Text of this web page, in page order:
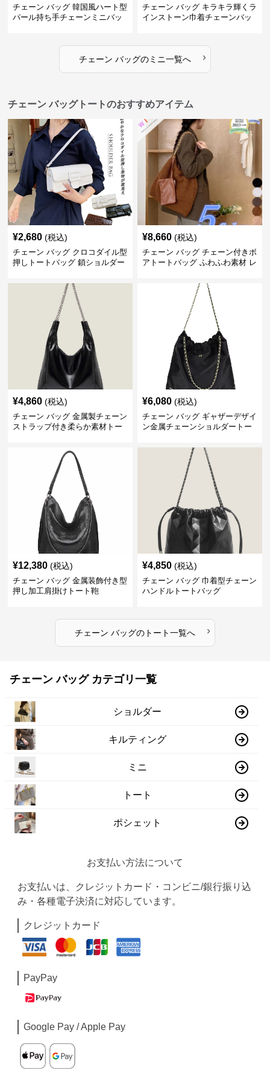
チェーン バッグ 韓国風ハート型
パール持ち手チェーンミニバッ
チェーン バッグ キラキラ輝くラ
インストーン巾着チェーンバッ
チェーン バッグのミニ一覧へ ›
チェーン バッグトートのおすすめアイテム
¥2,680 (税込)
チェーン バッグ クロコダイル型
押しトートバッグ 鎖ショルダー
¥8,660 (税込)
チェーン バッグ チェーン付きボ
アトートバッグ ふわふわ素材 レ
¥4,860 (税込)
チェーン バッグ 金属製チェーン
ストラップ付き柔らか素材トー
¥6,080 (税込)
チェーン バッグ ギャザーデザイ
ン金属チェーンショルダートー
¥12,380 (税込)
チェーン バッグ 金属装飾付き型
押し加工肩掛けトート鞄
¥4,850 (税込)
チェーン バッグ 巾着型チェーン
ハンドルトートバッグ
チェーン バッグのトート一覧へ ›
チェーン バッグ カテゴリ一覧
ショルダー
キルティング
ミニ
トート
ポシェット
お支払い方法について
お支払いは、クレジットカード・コンビニ/銀行振り込
み・各種電子決済に対応しています。
クレジットカード
PayPay
Google Pay / Apple Pay